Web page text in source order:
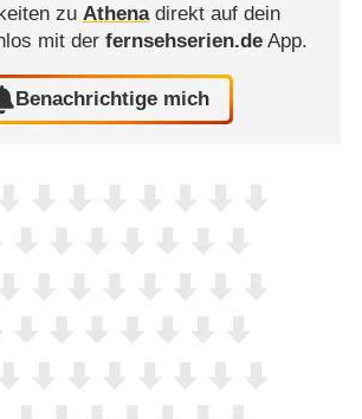
zu Athenadirekt auf dein
mit der fernsehserien.deApp.
Benachrichtige mich